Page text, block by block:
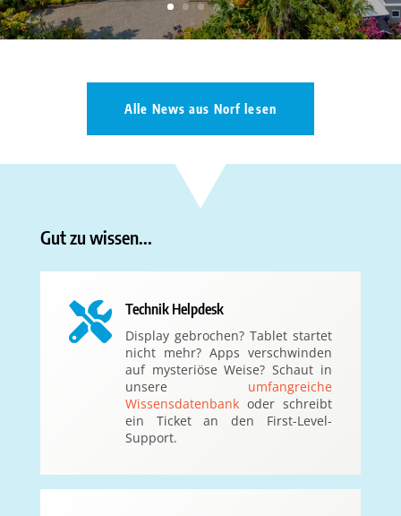
Alle News aus Norf lesen
Gut zu wissen...
 Technik Helpdesk
Display gebrochen? Tablet startet
nicht mehr? Apps verschwinden
auf mysteriöse Weise? Schaut in
unsere umfangreiche
Wissensdatenbankoder schreibt
ein Ticket an den First-Level-
Support.